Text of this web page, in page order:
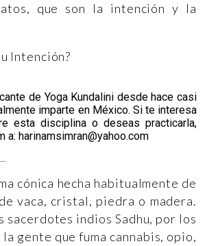
que son la intención y la
Intención?
de Yoga Kundalini desde hace casi
imparte en México. Si te interesa
esta disciplina o deseas practicarla,
a: harinamsimran@yahoo.com
cónica hecha habitualmente de
vaca, cristal, piedra o madera.
sacerdotes indios Sadhu, por los
gente que fuma cannabis, opio,